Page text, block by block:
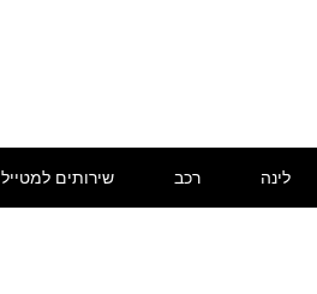
לינה רכב שירותים למטייל